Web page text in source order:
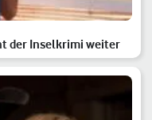
der Inselkrimi weiter